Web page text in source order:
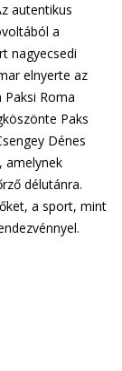
autentikus
a
nagyecsedi
elnyerte az
Roma
Paks
Dénes
amelynek
délutánra.
a sport, mint